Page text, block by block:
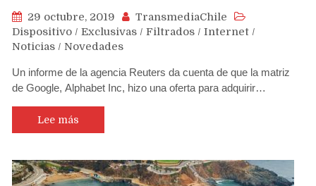
29 octubre, 2019
TransmediaChile
Dispositivo / Exclusivas / Filtrados / Internet /
Noticias / Novedades
Un informe de la agencia Reuters da cuenta de que la matriz
de Google, Alphabet Inc, hizo una oferta para adquirir…
Lee más